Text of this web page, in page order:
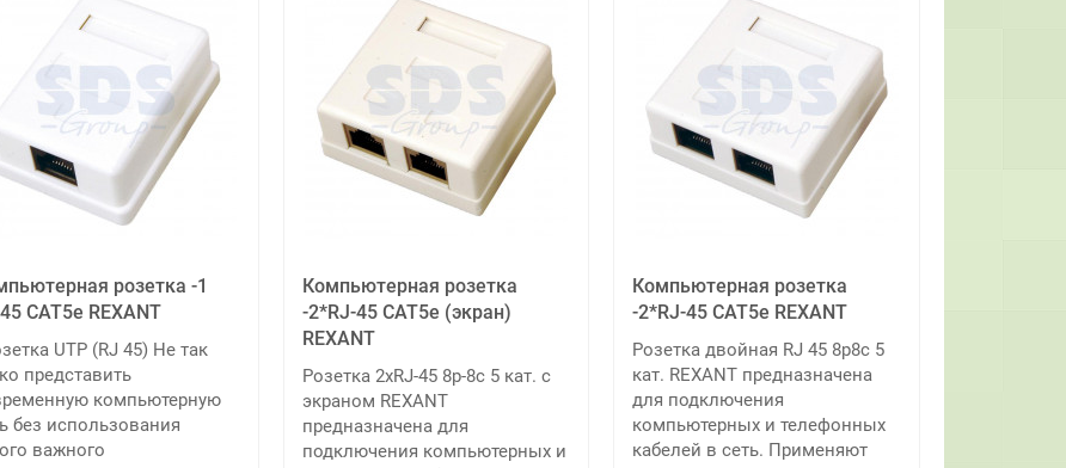
розетка -1
CAT5e REXANT
UTP (RJ 45) Не так
представить
компьютерную
без использования
важного
Компьютерная розетка
-2*RJ-45 CAT5e (экран)
REXANT
Розетка 2хRJ-45 8р-8с 5 кат. с
экраном REXANT
предназначена для
подключения компьютерных и
Компьютерная розетка
-2*RJ-45 CAT5e REXANT
Розетка двойная RJ 45 8p8c 5
кат. REXANT предназначена
для подключения
компьютерных и телефонных
кабелей в сеть. Применяют